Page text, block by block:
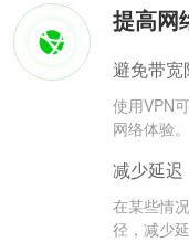
提高网
避免带宽
使用VPN
网络体验。
减少延迟
在某些情
径，减少